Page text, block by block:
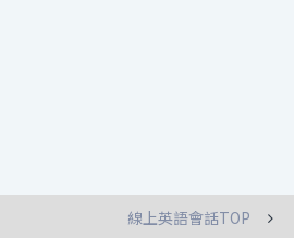
線上英語會話TOP